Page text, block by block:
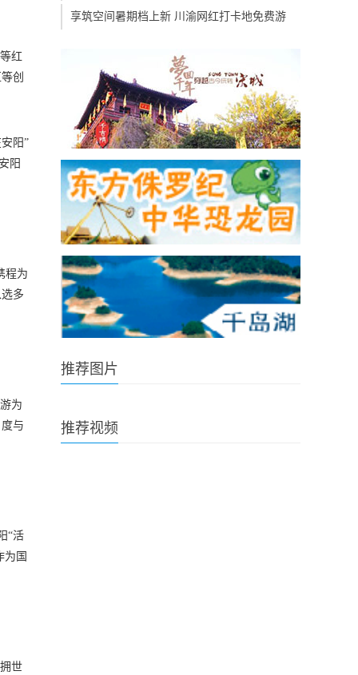
红
创
阳”
阳
程为
多
为
与
“活
为国
世
享筑空间暑期档上新 川渝网红打卡地免费游
推荐图片
推荐视频